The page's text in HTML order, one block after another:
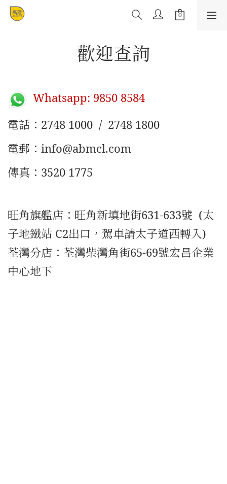
歡迎查詢
Whatsapp: 9850 8584
電話：2748 1000 / 2748 1800
電郵：info@abmcl.com
傳真：3520 1775
旺角旗艦店：旺角新填地街631-633號 (太
子地鐵站 C2出口，駕車請太子道西轉入)
荃灣分店：荃灣柴灣角街65-69號宏昌企業
中心地下